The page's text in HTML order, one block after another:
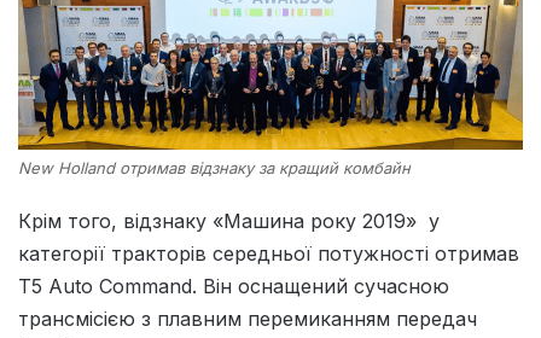
New Holland отримав відзнаку за кращий комбайн
Крім того, відзнаку «Машина року 2019» у
категорії тракторів середньої потужності отримав
T5 Auto Command. Він оснащений сучасною
трансмісією з плавним перемиканням передач